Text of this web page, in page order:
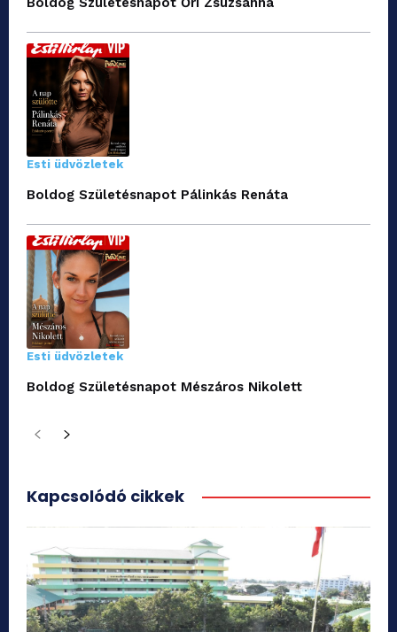
Esti üdvözletek
Boldog Születésnapot Pálinkás Renáta
Esti üdvözletek
Boldog Születésnapot Mészáros Nikolett
Kapcsolódó cikkek